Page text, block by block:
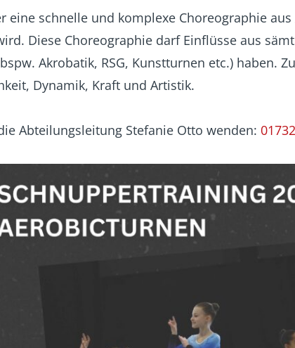
eine schnelle und komplexe Choreographie
Diese Choreographie darf Einflüsse aus
Akrobatik, RSG, Kunstturnen etc.) haben.
Dynamik, Kraft und Artistik.
Abteilungsleitung Stefanie Otto wenden: